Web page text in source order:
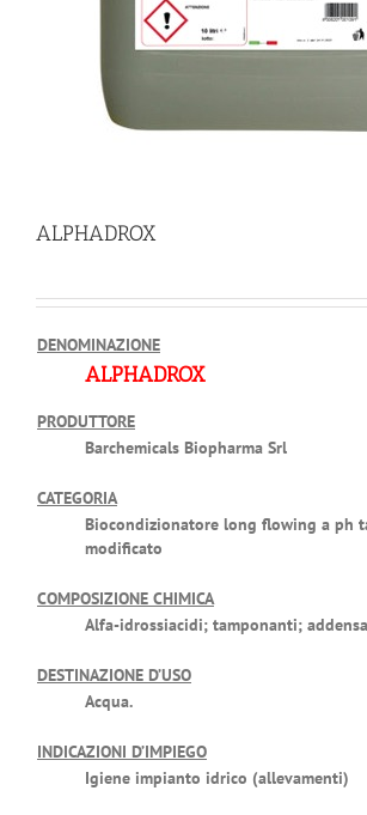
ALPHADROX
DENOMINAZIONE
ALPHADROX
PRODUTTORE
Barchemicals Biopharma Srl
CATEGORIA
Biocondizionatore long flowing a ph
modificato
COMPOSIZIONE CHIMICA
Alfa-idrossiacidi; tamponanti;
DESTINAZIONE D’USO
Acqua.
INDICAZIONI D’IMPIEGO
Igiene impianto idrico (allevamenti)